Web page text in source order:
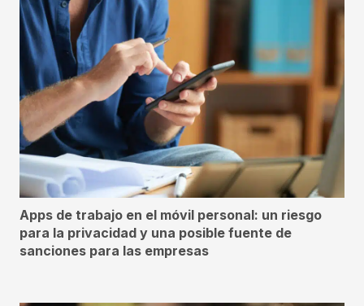
Apps de trabajo en el móvil personal: un riesgo
para la privacidad y una posible fuente de
sanciones para las empresas